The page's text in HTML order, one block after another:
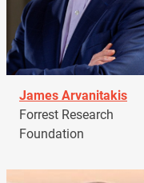
James Arvanitakis
Forrest Research
Foundation